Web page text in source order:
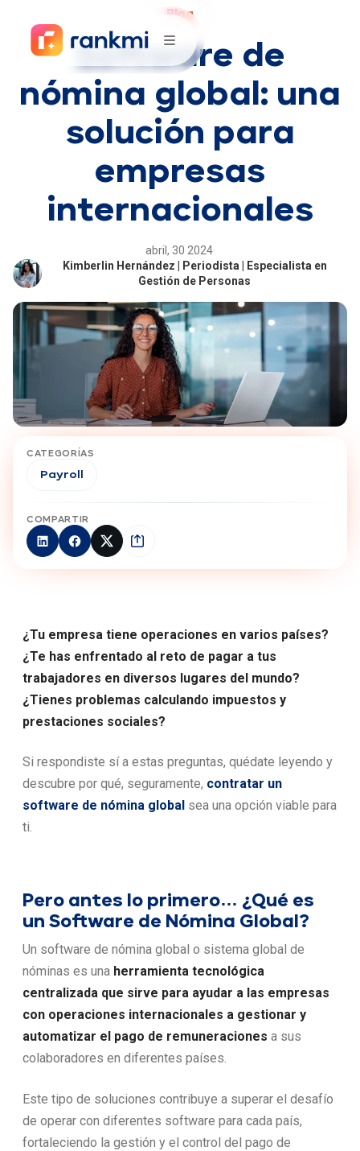
Blog
Software de
nómina global: una
solución para
empresas
internacionales
abril, 30 2024·
Kimberlin Hernández | Periodista | Especialista en
Gestión de Personas
CATEGORÍAS
Payroll
COMPARTIR
¿Tu empresa tiene operaciones en varios países?
¿Te has enfrentado al reto de pagar a tus
trabajadores en diversos lugares del mundo?
¿Tienes problemas calculando impuestos y
prestaciones sociales?
Si respondiste sí a estas preguntas, quédate leyendo y
descubre por qué, seguramente, contratar un
software de nómina global sea una opción viable para
ti.
Pero antes lo primero… ¿Qué es
un Software de Nómina Global?
Un software de nómina global o sistema global de
nóminas es una herramienta tecnológica
centralizada que sirve para ayudar a las empresas
con operaciones internacionales a gestionar y
automatizar el pago de remuneraciones a sus
colaboradores en diferentes países.
Este tipo de soluciones contribuye a superar el desafío
de operar con diferentes software para cada país,
fortaleciendo la gestión y el control del pago de